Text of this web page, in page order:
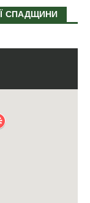
СПАДЩИНИ